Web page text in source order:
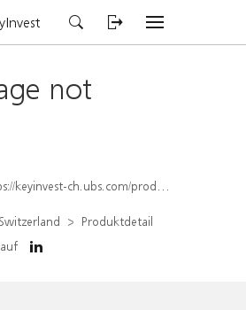
not
ch.ubs.com/produkt/detail/index/isin/CH1570522933
Produktdetail